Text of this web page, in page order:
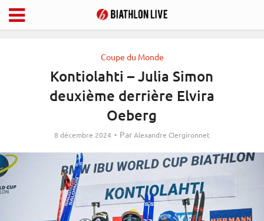
Coupe du Monde
Kontiolahti – Julia Simon
deuxième derrière Elvira
Oeberg
8 décembre 2024 ParAlexandre Clergironnet